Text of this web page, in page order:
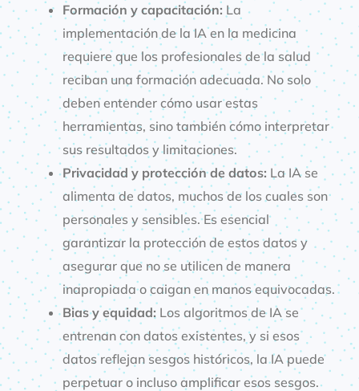
Formación y capacitación: La
implementación de la IA en la medicina
requiere que los profesionales de la salud
reciban una formación adecuada. No solo
deben entender cómo usar estas
herramientas, sino también cómo interpretar
sus resultados y limitaciones.
Privacidad y protección de datos: La IA se
alimenta de datos, muchos de los cuales son
personales y sensibles. Es esencial
garantizar la protección de estos datos y
asegurar que no se utilicen de manera
inapropiada o caigan en manos equivocadas.
Bias y equidad: Los algoritmos de IA se
entrenan con datos existentes, y si esos
datos reflejan sesgos históricos, la IA puede
perpetuar o incluso amplificar esos sesgos.